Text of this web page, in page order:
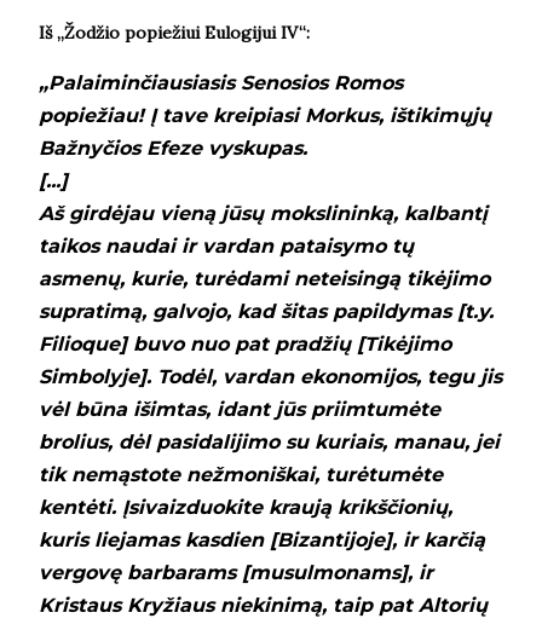
Iš „Žodžio popiežiui Eulogijui IV“:
„Palaiminčiausiasis Senosios Romos
popiežiau! Į tave kreipiasi Morkus, ištikimųjų
Bažnyčios Efeze vyskupas.
[...]
Aš girdėjau vieną jūsų mokslininką, kalbantį
taikos naudai ir vardan pataisymo tų
asmenų, kurie, turėdami neteisingą tikėjimo
supratimą, galvojo, kad šitas papildymas [t.y.
Filioque] buvo nuo pat pradžių [Tikėjimo
Simbolyje]. Todėl, vardan ekonomijos, tegu jis
vėl būna išimtas, idant jūs priimtumėte
brolius, dėl pasidalijimo su kuriais, manau, jei
tik nemąstote nežmoniškai, turėtumėte
kentėti. Įsivaizduokite kraują krikščionių,
kuris liejamas kasdien [Bizantijoje], ir karčią
vergovę barbarams [musulmonams], ir
Kristaus Kryžiaus niekinimą, taip pat Altorių